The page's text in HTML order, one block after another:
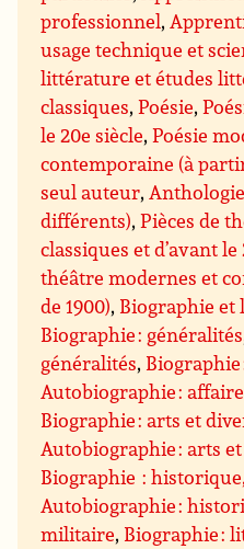
professionnel,
usage technique et
littérature et études
classiques,Poésie,
le 20e siècle,Poésie
contemporaine (à
seul auteur,
différents),Pièces de
classiques et d’avant le
théâtre modernes et
de 1900), Biographie
Biographie : généralités
généralités,
Autobiographie :
Biographie : arts et
Autobiographie : arts
Biographie :
Autobiographie :
militaire, Biographie :